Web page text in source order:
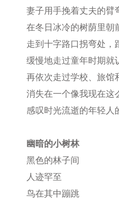
妻子用手挽着丈夫的臂
在冬日冰冷的树荫里朝
走到十字路口拐弯处，
缓慢地走过童年时期就
再依次走过学校、旅馆
消失在一个像我现在这
感叹时光流逝的年轻人
幽暗的小树林
黑色的林子间
人迹罕至
鸟在其中蹦跳